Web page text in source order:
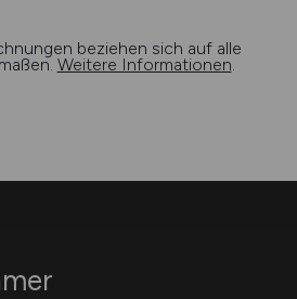
beziehen sich auf alle
Weitere Informationen.